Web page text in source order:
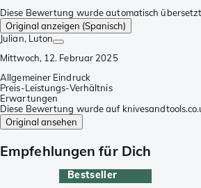
Diese Bewertung wurde automatisch
Original anzeigen (Spanisch)
Julian, Luton
Mittwoch, 12. Februar 2025
Allgemeiner Eindruck
Preis-Leistungs-Verhältnis
Erwartungen
Diese Bewertung wurde auf
Original ansehen
Empfehlungen für Dich
Bestseller